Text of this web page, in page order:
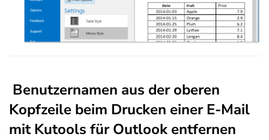
Benutzernamen aus der oberen
Kopfzeile beim Drucken einer E-Mail
mit Kutools für Outlook entfernen